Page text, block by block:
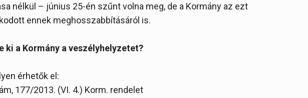
nélkül – június 25-én szűnt volna meg, de a Kormány az ezt
ennek meghosszabbításáról is.
ki a Kormány a veszélyhelyzetet?
érhetők el:
177/2013. (VI. 4.) Korm. rendelet